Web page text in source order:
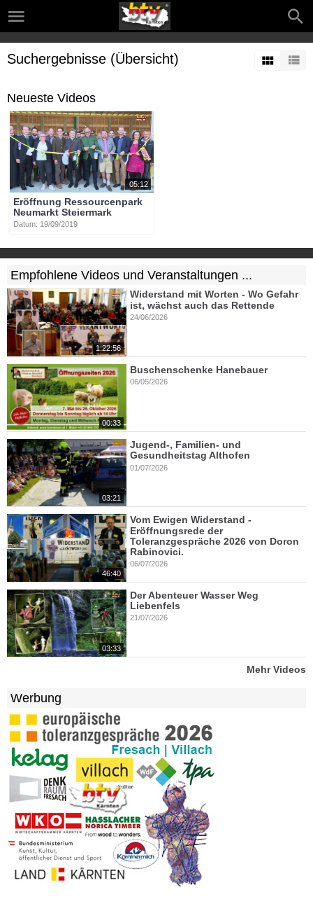
Suchergebnisse (Übersicht)
Neueste Videos
05:12
Eröffnung Ressourcenpark
Neumarkt Steiermark
Datum: 19/09/2019
Empfohlene Videos und Veranstaltungen ...
1:22:56
Widerstand mit Worten - Wo Gefahr
ist, wächst auch das Rettende
24/06/2026
00:33
Buschenschenke Hanebauer
06/05/2026
03:21
Jugend-, Familien- und
Gesundheitstag Althofen
01/07/2026
46:40
Vom Ewigen Widerstand -
Eröffnungsrede der
Toleranzgespräche 2026 von Doron
Rabinovici.
06/07/2026
03:33
Der Abenteuer Wasser Weg
Liebenfels
21/07/2026
Mehr Videos
Werbung